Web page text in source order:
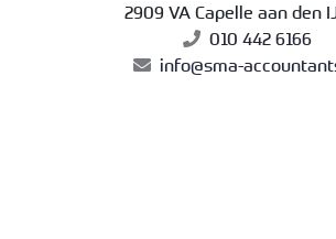
2909 VA Capelle aan den
010 442 6166
info@sma-